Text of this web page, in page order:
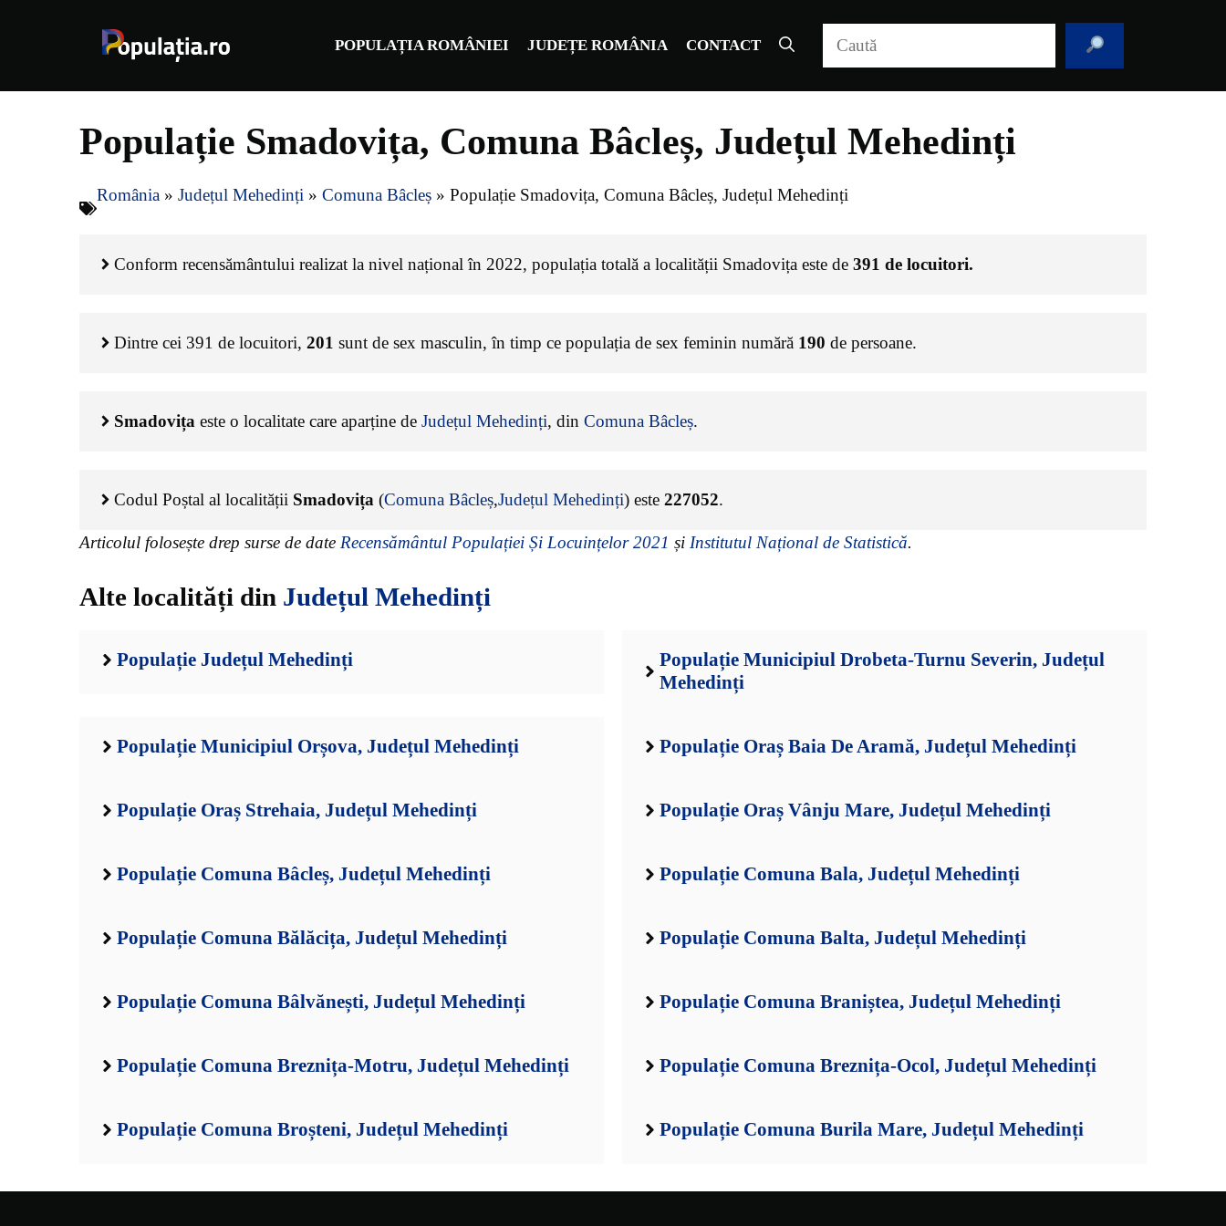
POPULAȚIA ROMÂNIEI JUDEȚE ROMÂNIA CONTACT
Populație Smadovița, Comuna Bâcleș, Județul Mehedinți
România » Județul Mehedinți » Comuna Bâcleș » Populație Smadovița, Comuna Bâcleș, Județul Mehedinți
Conform recensământului realizat la nivel național în 2022, populația totală a localității Smadovița este de 391 de locuitori.
Dintre cei 391 de locuitori, 201 sunt de sex masculin, în timp ce populația de sex feminin numără 190 de persoane.
Smadovița este o localitate care aparține de Județul Mehedinți, din Comuna Bâcleș.
Codul Poștal al localității Smadovița (Comuna Bâcleș,Județul Mehedinți) este 227052.
Articolul folosește drep surse de date Recensământul Populației Și Locuințelor 2021 și Institutul Național de Statistică.
Alte localități din Județul Mehedinți
Populație Județul Mehedinți
Populație Municipiul Drobeta-Turnu Severin, Județul
Mehedinți
Populație Municipiul Orșova, Județul Mehedinți Populație Oraș Baia De Aramă, Județul Mehedinți
Populație Oraș Strehaia, Județul Mehedinți Populație Oraș Vânju Mare, Județul Mehedinți
Populație Comuna Bâcleș, Județul Mehedinți Populație Comuna Bala, Județul Mehedinți
Populație Comuna Bălăcița, Județul Mehedinți Populație Comuna Balta, Județul Mehedinți
Populație Comuna Bâlvănești, Județul Mehedinți Populație Comuna Braniștea, Județul Mehedinți
Populație Comuna Breznița-Motru, Județul Mehedinți Populație Comuna Breznița-Ocol, Județul Mehedinți
Populație Comuna Broșteni, Județul Mehedinți Populație Comuna Burila Mare, Județul Mehedinți